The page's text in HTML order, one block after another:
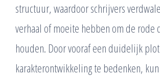
structuur, waardoor schrijvers
verhaal of moeite hebben om de rode
houden. Door vooraf een duidelijk
karakterontwikkeling te bedenken,